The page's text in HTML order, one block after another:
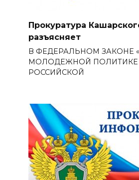
Прокуратура
разъясняет
В ФЕДЕРАЛЬНОМ ЗАКОНЕ
МОЛОДЕЖНОЙ ПОЛИТИКЕ
РОССИЙСКОЙ